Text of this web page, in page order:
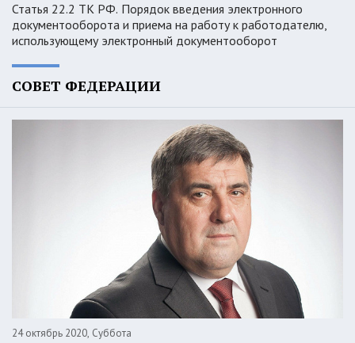
Статья 22.2 ТК РФ. Порядок введения электронного
документооборота и приема на работу к работодателю,
использующему электронный документооборот
СОВЕТ ФЕДЕРАЦИИ
24 октябрь 2020, Суббота